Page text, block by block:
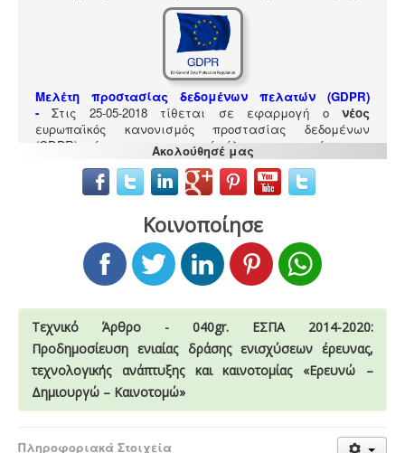
Μελέτη προστασίας δεδομένων πελατών (GDPR)
-
Στις 25-05-2018 τίθεται σε εφαρμογή ονέος
ευρωπαϊκός κανονισμός προστασίας δεδομένων
(GDPR), σύμφωνα με τον οποίο όλες οι επιχειρήσεις με
Ευρωπαίους πελάτες (περιλαμβανομένων και των
Ελλήνων) θα πρέπει να μπορούν να αποδείξουν, με την
αναλογούσα μελέτη προστασίας δεδομένων, ότι
Ερωτηματολόγιο ΕΟΦ για καλλυντικά -
σχεδιασμός και η λειτουργία ενός εργαστηρίου ή
βιομηχανίας καλλυντικών υπάγεται στο πρότυπο GMP
Καλής Παρασκευαστικής Πρακτικής και ρυθμίζεται από
Ακολούθησέ μας
Κοινοποίησε
Τεχνικό Άρθρο - 040gr. ΕΣΠΑ 2014-2020:
Προδημοσίευση ενιαίας δράσης ενισχύσεων έρευνας,
τεχνολογικής ανάπτυξης και καινοτομίας «Ερευνώ –
Δημιουργώ – Καινοτομώ»
Πληροφοριακά Στοιχεία